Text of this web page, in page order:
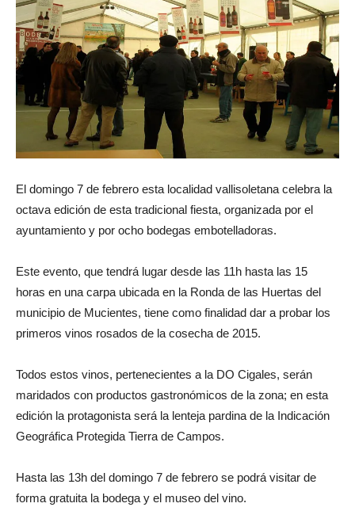
El domingo 7 de febrero esta localidad vallisoletana celebra la
octava edición de esta tradicional fiesta, organizada por el
ayuntamiento y por ocho bodegas embotelladoras.
Este evento, que tendrá lugar desde las 11h hasta las 15
horas en una carpa ubicada en la Ronda de las Huertas del
municipio de Mucientes, tiene como finalidad dar a probar los
primeros vinos rosados de la cosecha de 2015.
Todos estos vinos, pertenecientes a la DO Cigales, serán
maridados con productos gastronómicos de la zona; en esta
edición la protagonista será la lenteja pardina de la Indicación
Geográfica Protegida Tierra de Campos.
Hasta las 13h del domingo 7 de febrero se podrá visitar de
forma gratuita la bodega y el museo del vino.